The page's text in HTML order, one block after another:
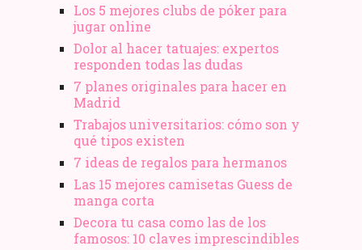
Los 5 mejores clubs de póker para
jugar online
Dolor al hacer tatuajes: expertos
responden todas las dudas
7 planes originales para hacer en
Madrid
Trabajos universitarios: cómo son y
qué tipos existen
7 ideas de regalos para hermanos
Las 15 mejores camisetas Guess de
manga corta
Decora tu casa como las de los
famosos: 10 claves imprescindibles